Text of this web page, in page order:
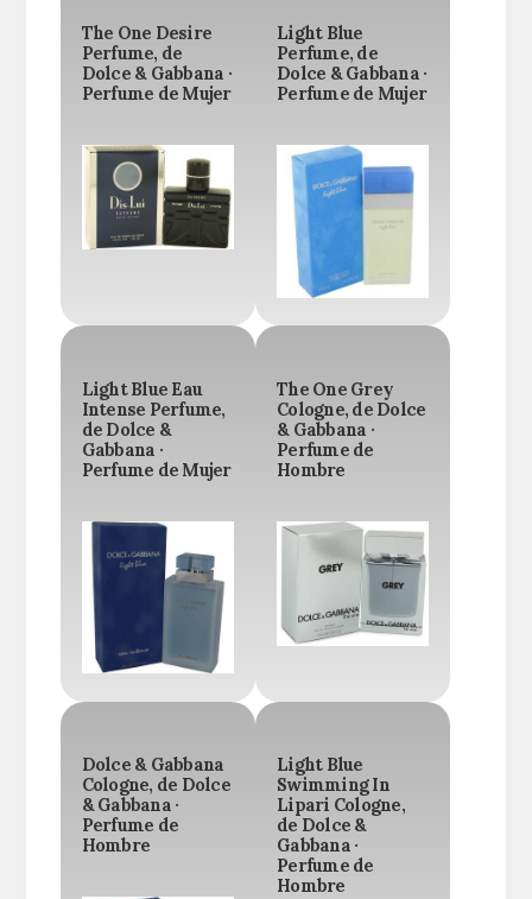
The One Desire
Perfume, de
Dolce & Gabbana ·
Perfume de Mujer
Light Blue
Perfume, de
Dolce & Gabbana ·
Perfume de Mujer
Light Blue Eau
Intense Perfume,
de Dolce &
Gabbana ·
Perfume de Mujer
The One Grey
Cologne, de Dolce
& Gabbana ·
Perfume de
Hombre
Dolce & Gabbana
Cologne, de Dolce
& Gabbana ·
Perfume de
Hombre
Light Blue
Swimming In
Lipari Cologne,
de Dolce &
Gabbana ·
Perfume de
Hombre